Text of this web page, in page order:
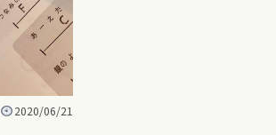
2020/06/21